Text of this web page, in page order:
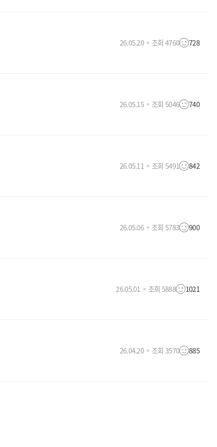
26.05.20 조회 4760 728
26.05.15 조회 5046 740
26.05.11 조회 5491 842
26.05.06 조회 5783 900
26.05.01 조회 5888 1021
26.04.20 조회 3570 885